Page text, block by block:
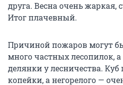
друга. Весна очень жаркая,
Итог плачевный.
Причиной пожаров могут
много частных лесопилок,
делянки у лесничества. Куб
копейки, а негорелого —